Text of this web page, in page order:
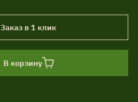
Заказ в 1 клик
В корзину